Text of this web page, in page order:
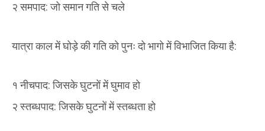
२ समपाद: जो समान गति से चले
यात्रा काल में घोड़े की गति को पुनः दो भागो में विभाजित किया है:
१ नीचपाद: जिसके घुटनों में घुमाव हो
२ स्तब्धपाद: जिसके घुटनों में स्तब्धता हो